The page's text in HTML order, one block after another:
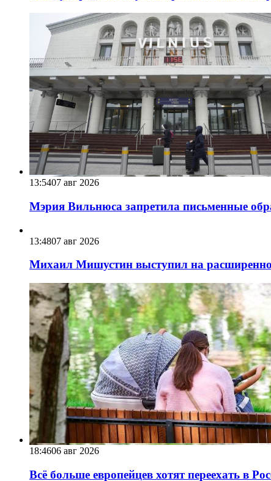
13:5407 авг 2026
Мэрия Вильнюса запретила письменные
13:4807 авг 2026
Михаил Мишустин выступил на
18:4606 авг 2026
Всё больше европейцев хотят переехать в